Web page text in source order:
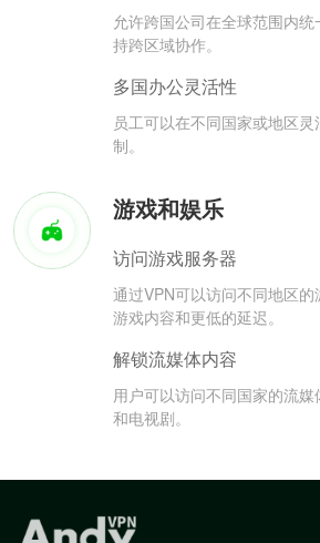
允许跨国公司在全球范围内
持跨区域协作。
多国办公灵活性
员工可以在不同国家或地区
制。
游戏和娱乐
访问游戏服务器
通过VPN可以访问不同地区
游戏内容和更低的延迟。
解锁流媒体内容
用户可以访问不同国家的流
和电视剧。